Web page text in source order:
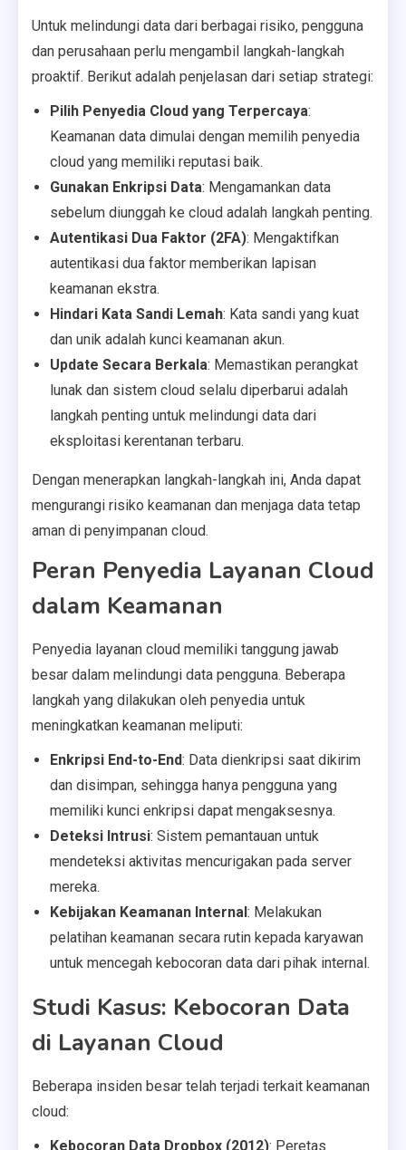
Untuk melindungi data dari berbagai risiko, pengguna
dan perusahaan perlu mengambil langkah-langkah
proaktif. Berikut adalah penjelasan dari setiap strategi:
Pilih Penyedia Cloud yang Terpercaya:
Keamanan data dimulai dengan memilih penyedia
cloud yang memiliki reputasi baik.
Gunakan Enkripsi Data: Mengamankan data
sebelum diunggah ke cloud adalah langkah penting.
Autentikasi Dua Faktor (2FA): Mengaktifkan
autentikasi dua faktor memberikan lapisan
keamanan ekstra.
Hindari Kata Sandi Lemah: Kata sandi yang kuat
dan unik adalah kunci keamanan akun.
Update Secara Berkala: Memastikan perangkat
lunak dan sistem cloud selalu diperbarui adalah
langkah penting untuk melindungi data dari
eksploitasi kerentanan terbaru.
Dengan menerapkan langkah-langkah ini, Anda dapat
mengurangi risiko keamanan dan menjaga data tetap
aman di penyimpanan cloud.
Peran Penyedia Layanan Cloud
dalam Keamanan
Penyedia layanan cloud memiliki tanggung jawab
besar dalam melindungi data pengguna. Beberapa
langkah yang dilakukan oleh penyedia untuk
meningkatkan keamanan meliputi:
Enkripsi End-to-End: Data dienkripsi saat dikirim
dan disimpan, sehingga hanya pengguna yang
memiliki kunci enkripsi dapat mengaksesnya.
Deteksi Intrusi: Sistem pemantauan untuk
mendeteksi aktivitas mencurigakan pada server
mereka.
Kebijakan Keamanan Internal : Melakukan
pelatihan keamanan secara rutin kepada karyawan
untuk mencegah kebocoran data dari pihak internal.
Studi Kasus: Kebocoran Data
di Layanan Cloud
Beberapa insiden besar telah terjadi terkait keamanan
cloud:
Kebocoran Data Dropbox (2012): Peretas